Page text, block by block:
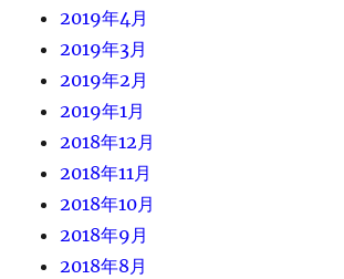
2019年4月
2019年3月
2019年2月
2019年1月
2018年12月
2018年11月
2018年10月
2018年9月
2018年8月